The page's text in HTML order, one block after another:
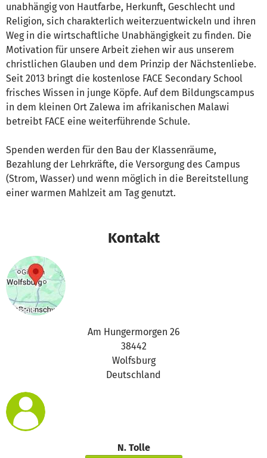
unabhängig von Hautfarbe, Herkunft, Geschlecht und
Religion, sich charakterlich weiterzuentwickeln und ihren
Weg in die wirtschaftliche Unabhängigkeit zu finden. Die
Motivation für unsere Arbeit ziehen wir aus unserem
christlichen Glauben und dem Prinzip der Nächstenliebe.
Seit 2013 bringt die kostenlose FACE Secondary School
frisches Wissen in junge Köpfe. Auf dem Bildungscampus
in dem kleinen Ort Zalewa im afrikanischen Malawi
betreibt FACE eine weiterführende Schule.
Spenden werden für den Bau der Klassenräume,
Bezahlung der Lehrkräfte, die Versorgung des Campus
(Strom, Wasser) und wenn möglich in die Bereitstellung
einer warmen Mahlzeit am Tag genutzt.
Kontakt
Am Hungermorgen 26
38442
Wolfsburg
Deutschland
N. Tolle